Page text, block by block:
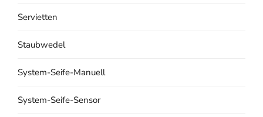
Servietten
Staubwedel
System-Seife-Manuell
System-Seife-Sensor